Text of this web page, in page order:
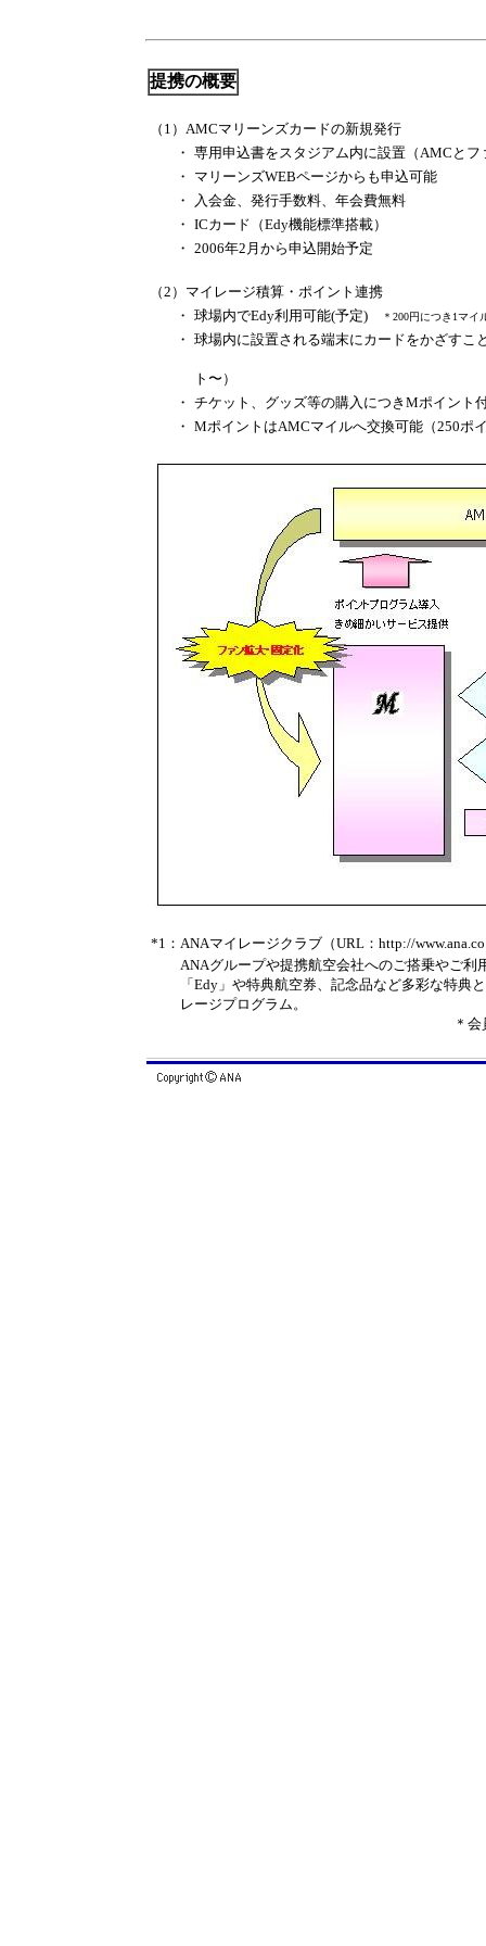
提携の概要
（1）AMCマリーンズカードの新規発行
・ 専用申込書をスタジアム内に設置（AMCとフ
・
マリーンズWEBページからも申込可能
・
入会金、発行手数料、年会費無料
・ ICカード（Edy機能標準搭載）
・ 2006年2月から申込開始予定
（2）マイレージ積算・ポイント連携
・ 球場内でEdy利用可能(予定) ＊200円につき1マイ
・ 球場内に設置される端末にカードをかざすこ
ト〜）
・ チケット、グッズ等の購入につきMポイント
・ MポイントはAMCマイルへ交換可能（250ポ
*1：ANAマイレージクラブ（URL：http://
ANAグループや提携航空会社へのご搭乗やご
「Edy」や特典航空券、記念品など多彩な特
レージプログラム。
＊